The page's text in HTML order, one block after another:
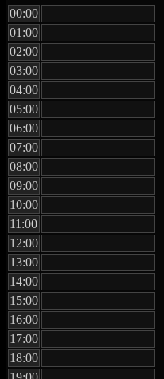
00:00
01:00
02:00
03:00
04:00
05:00
06:00
07:00
08:00
09:00
10:00
11:00
12:00
13:00
14:00
15:00
16:00
17:00
18:00